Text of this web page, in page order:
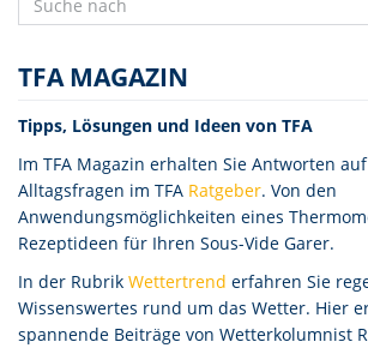
TFA MAGAZIN
Tipps, Lösungen und Ideen von TFA
Im TFA Magazin erhalten Sie Antworten
Alltagsfragen im TFA Ratgeber. Von den
Anwendungsmöglichkeiten eines
Rezeptideen für Ihren Sous-Vide Garer.
In der Rubrik Wettertrend erfahren Sie
Wissenswertes rund um das Wetter. Hier
spannende Beiträge von Wetterkolumnist